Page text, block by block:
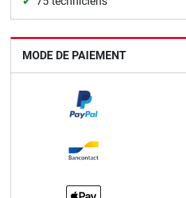
MODE DE PAIEMENT